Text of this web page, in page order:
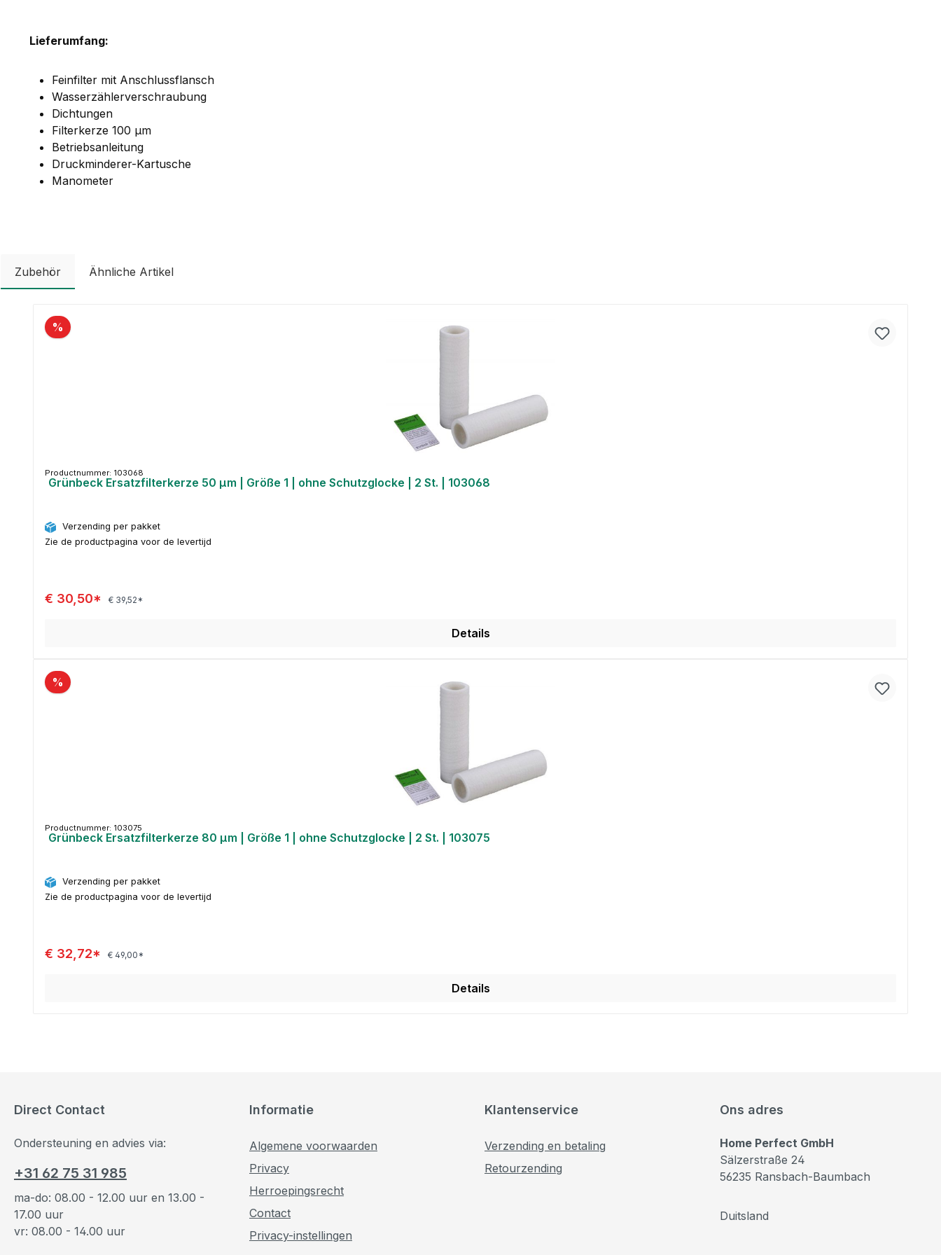
Lieferumfang:
Feinfilter mit Anschlussflansch
Wasserzählerverschraubung
Dichtungen
Filterkerze 100 µm
Betriebsanleitung
Druckminderer-Kartusche
Manometer
Zubehör Ähnliche Artikel
%
Productnummer: 103068
Grünbeck Ersatzfilterkerze 50 µm | Größe 1 | ohne Schutzglocke | 2 St. | 103068
Verzending per pakket
Zie de productpagina voor de levertijd
€ 30,50* € 39,52*
Details
%
Productnummer: 103075
Grünbeck Ersatzfilterkerze 80 µm | Größe 1 | ohne Schutzglocke | 2 St. | 103075
Verzending per pakket
Zie de productpagina voor de levertijd
€ 32,72* € 49,00*
Details
Direct Contact
Ondersteuning en advies via:
+31 62 75 31 985
ma-do: 08.00 - 12.00 uur en 13.00 -
17.00 uur
vr: 08.00 - 14.00 uur
Informatie
Algemene voorwaarden
Privacy
Herroepingsrecht
Contact
Privacy-instellingen
Klantenservice
Verzending en betaling
Retourzending
Ons adres
Home Perfect GmbH
Sälzerstraße 24
56235 Ransbach-Baumbach
Duitsland